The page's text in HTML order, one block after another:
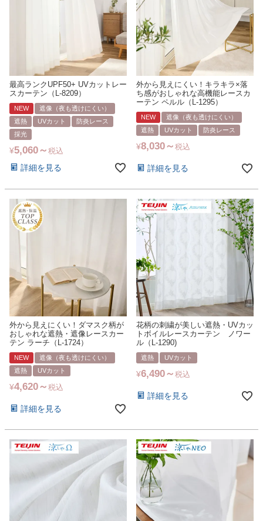
最高ランクUPF50+ UVカットレー
スカーテン（L-8209）
NEW
遮像（夜も透けにくい）
遮熱
UVカット
防炎レース
採光
¥5,060 税込
詳細を見る
外から見えにくい！キラキラ×落
ち感がおしゃれな高機能レースカ
ーテン ペルル（L-1295）
NEW
遮像（夜も透けにくい）
遮熱
UVカット 防炎レース
¥8,030 税込
詳細を見る
外から見えにくい！ダマスク柄が
おしゃれな遮熱・遮像レースカー
テン ラーチ（L-1724）
NEW
遮像（夜も透けにくい）
遮熱
UVカット
¥4,620 税込
詳細を見る
花柄の刺繍が美しい遮熱・UVカッ
トボイルレースカーテン ノワー
ル（L-1290)
遮熱 UVカット
¥6,490 税込
詳細を見る